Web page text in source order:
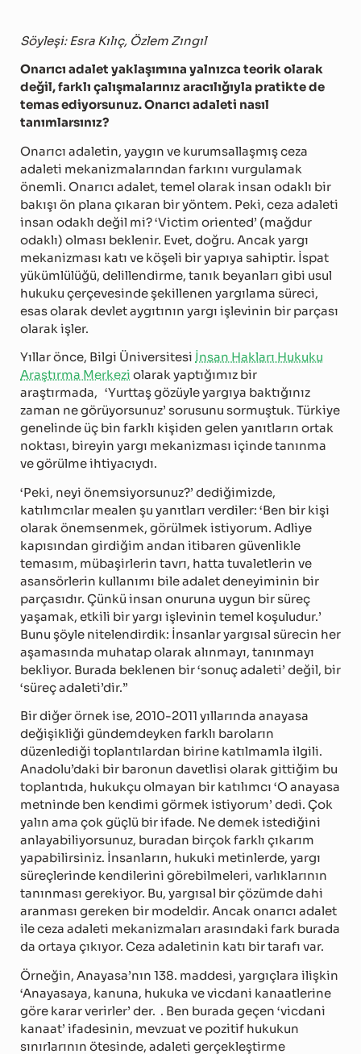
Söyleşi: Esra Kılıç, Özlem Zıngıl
Onarıcı adalet yaklaşımına yalnızca teorik olarak
değil, farklı çalışmalarınız aracılığıyla pratikte de
temas ediyorsunuz. Onarıcı adaleti nasıl
tanımlarsınız?
Onarıcı adaletin, yaygın ve kurumsallaşmış ceza
adaleti mekanizmalarından farkını vurgulamak
önemli. Onarıcı adalet, temel olarak insan odaklı bir
bakışı ön plana çıkaran bir yöntem. Peki, ceza adaleti
insan odaklı değil mi? ‘Victim oriented’ (mağdur
odaklı) olması beklenir. Evet, doğru. Ancak yargı
mekanizması katı ve köşeli bir yapıya sahiptir. İspat
yükümlülüğü, delillendirme, tanık beyanları gibi usul
hukuku çerçevesinde şekillenen yargılama süreci,
esas olarak devlet aygıtının yargı işlevinin bir parçası
olarak işler.
Yıllar önce, Bilgi Üniversitesi İnsan Hakları Hukuku
Araştırma Merkezi olarak yaptığımız bir
araştırmada, ‘Yurttaş gözüyle yargıya baktığınız
zaman ne görüyorsunuz’ sorusunu sormuştuk. Türkiye
genelinde üç bin farklı kişiden gelen yanıtların ortak
noktası, bireyin yargı mekanizması içinde tanınma
ve görülme ihtiyacıydı.
‘Peki, neyi önemsiyorsunuz?’ dediğimizde,
katılımcılar mealen şu yanıtları verdiler: ‘Ben bir kişi
olarak önemsenmek, görülmek istiyorum. Adliye
kapısından girdiğim andan itibaren güvenlikle
temasım, mübaşirlerin tavrı, hatta tuvaletlerin ve
asansörlerin kullanımı bile adalet deneyiminin bir
parçasıdır. Çünkü insan onuruna uygun bir süreç
yaşamak, etkili bir yargı işlevinin temel koşuludur.’
Bunu şöyle nitelendirdik: İnsanlar yargısal sürecin her
aşamasında muhatap olarak alınmayı, tanınmayı
bekliyor. Burada beklenen bir ‘sonuç adaleti’ değil, bir
‘süreç adaleti’dir.”
Bir diğer örnek ise, 2010-2011 yıllarında anayasa
değişikliği gündemdeyken farklı baroların
düzenlediği toplantılardan birine katılmamla ilgili.
Anadolu’daki bir baronun davetlisi olarak gittiğim bu
toplantıda, hukukçu olmayan bir katılımcı ‘O anayasa
metninde ben kendimi görmek istiyorum’ dedi. Çok
yalın ama çok güçlü bir ifade. Ne demek istediğini
anlayabiliyorsunuz, buradan birçok farklı çıkarım
yapabilirsiniz. İnsanların, hukuki metinlerde, yargı
süreçlerinde kendilerini görebilmeleri, varlıklarının
tanınması gerekiyor. Bu, yargısal bir çözümde dahi
aranması gereken bir modeldir. Ancak onarıcı adalet
ile ceza adaleti mekanizmaları arasındaki fark burada
da ortaya çıkıyor. Ceza adaletinin katı bir tarafı var.
Örneğin, Anayasa’nın 138. maddesi, yargıçlara ilişkin
‘Anayasaya, kanuna, hukuka ve vicdani kanaatlerine
göre karar verirler’ der. . Ben burada geçen ‘vicdani
kanaat’ ifadesinin, mevzuat ve pozitif hukukun
sınırlarının ötesinde, adaleti gerçekleştirme